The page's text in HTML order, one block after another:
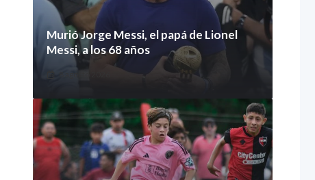
Murió Jorge Messi, el papá de Lionel
Messi, a los 68 años